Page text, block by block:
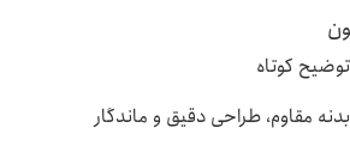
توضیح کوتاه
بدنه مقاوم، طراحی دقیق و ماندگار